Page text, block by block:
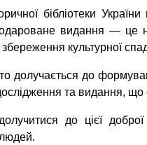
бібліотеки
видання — це
збереження культурної
долучається до
та видання,
до цієї